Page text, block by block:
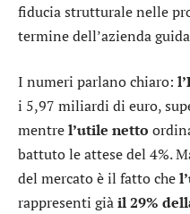
fiducia strutturale nelle
termine dell’azienda
I numeri parlano chiaro:
i 5,97 miliardi di euro,
mentrel’utile netto
battuto le attese del 4%.
del mercato è il fatto che
rappresenti giàil 29%